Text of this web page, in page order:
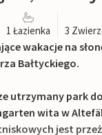
1 Łazienka 3
wakacje na
Bałtyckiego.
utrzymany park
wita w
jest